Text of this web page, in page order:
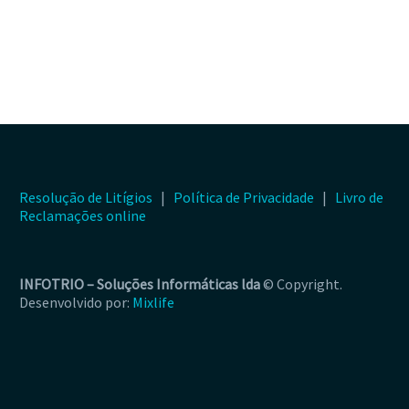
Resolução de Litígios | Política de Privacidade | Livro de
Reclamações online
INFOTRIO –Soluções Informáticas lda© Copyright.
Desenvolvido por: Mixlife